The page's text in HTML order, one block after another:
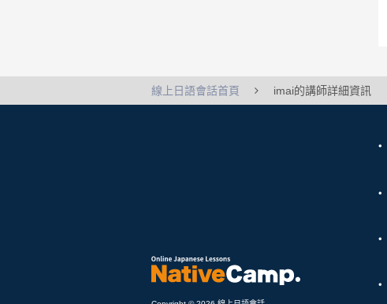
線上日語會話首頁 imai的講師詳細資訊